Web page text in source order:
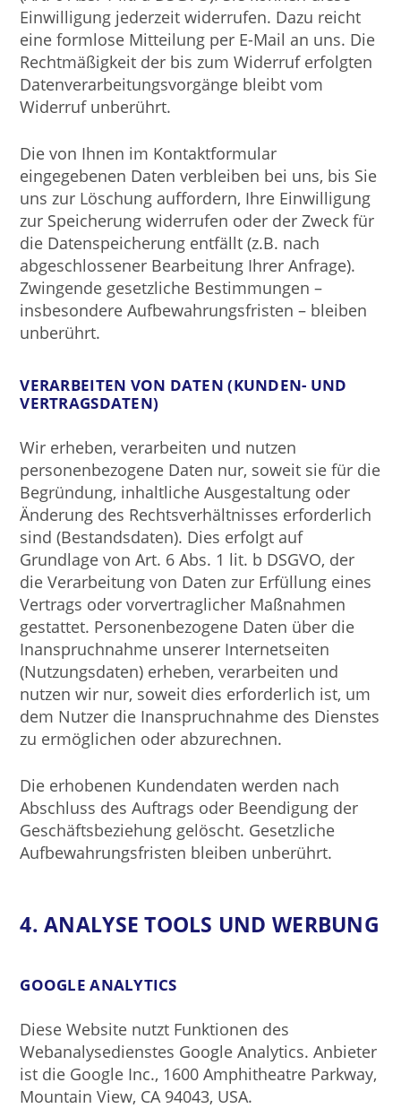
Einwilligung jederzeit widerrufen. Dazu reicht
eine formlose Mitteilung per E-Mail an uns. Die
Rechtmäßigkeit der bis zum Widerruf erfolgten
Datenverarbeitungsvorgänge bleibt vom
Widerruf unberührt.
Die von Ihnen im Kontaktformular
eingegebenen Daten verbleiben bei uns, bis Sie
uns zur Löschung auffordern, Ihre Einwilligung
zur Speicherung widerrufen oder der Zweck für
die Datenspeicherung entfällt (z.B. nach
abgeschlossener Bearbeitung Ihrer Anfrage).
Zwingende gesetzliche Bestimmungen –
insbesondere Aufbewahrungsfristen – bleiben
unberührt.
VERARBEITEN VON DATEN (KUNDEN- UND
VERTRAGSDATEN)
Wir erheben, verarbeiten und nutzen
personenbezogene Daten nur, soweit sie für die
Begründung, inhaltliche Ausgestaltung oder
Änderung des Rechtsverhältnisses erforderlich
sind (Bestandsdaten). Dies erfolgt auf
Grundlage von Art. 6 Abs. 1 lit. b DSGVO, der
die Verarbeitung von Daten zur Erfüllung eines
Vertrags oder vorvertraglicher Maßnahmen
gestattet. Personenbezogene Daten über die
Inanspruchnahme unserer Internetseiten
(Nutzungsdaten) erheben, verarbeiten und
nutzen wir nur, soweit dies erforderlich ist, um
dem Nutzer die Inanspruchnahme des Dienstes
zu ermöglichen oder abzurechnen.
Die erhobenen Kundendaten werden nach
Abschluss des Auftrags oder Beendigung der
Geschäftsbeziehung gelöscht. Gesetzliche
Aufbewahrungsfristen bleiben unberührt.
4. ANALYSE TOOLS UND WERBUNG
GOOGLE ANALYTICS
Diese Website nutzt Funktionen des
Webanalysedienstes Google Analytics. Anbieter
ist die Google Inc., 1600 Amphitheatre Parkway,
Mountain View, CA 94043, USA.